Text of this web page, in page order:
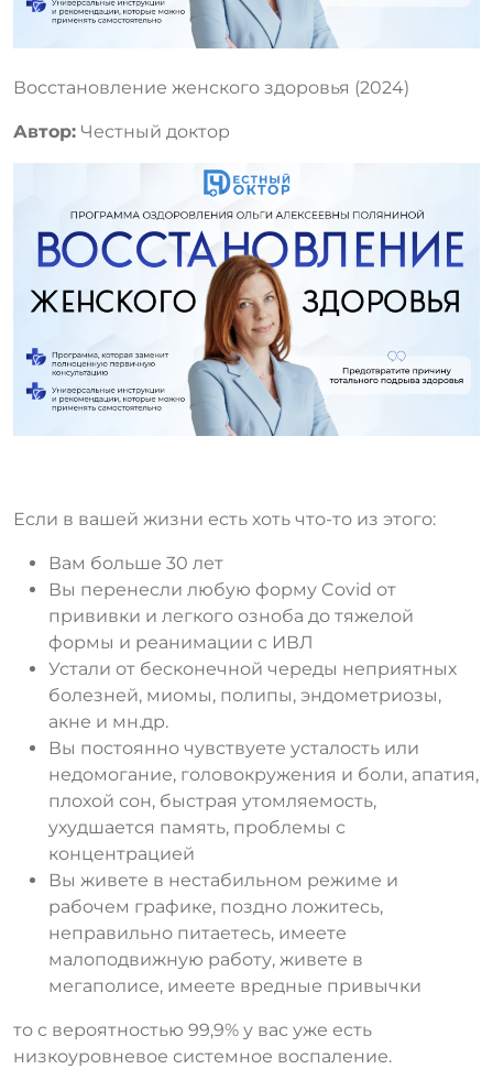
Восстановление женского здоровья (2024)
Автор: Честный доктор
Если в вашей жизни есть хоть что-то из этого:
Вам больше 30 лет
Вы перенесли любую форму Covid от
прививки и легкого озноба до тяжелой
формы и реанимации с ИВЛ
Устали от бесконечной череды неприятных
болезней, миомы, полипы, эндометриозы,
акне и мн.др.
Вы постоянно чувствуете усталость или
недомогание, головокружения и боли, апатия,
плохой сон, быстрая утомляемость,
ухудшается память, проблемы с
концентрацией
Вы живете в нестабильном режиме и
рабочем графике, поздно ложитесь,
неправильно питаетесь, имеете
малоподвижную работу, живете в
мегаполисе, имеете вредные привычки
то с вероятностью 99,9% у вас уже есть
низкоуровневое системное воспаление.